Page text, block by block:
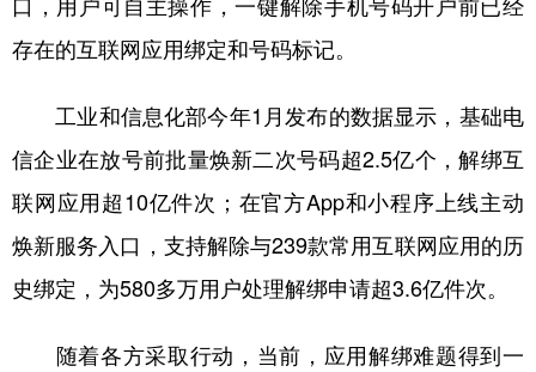
存在的互联网应用绑定和号码标记。
工业和信息化部今年1月发布的数据显示，基础电
信企业在放号前批量焕新二次号码超2.5亿个，解绑互
联网应用超10亿件次；在官方App和小程序上线主动
焕新服务入口，支持解除与239款常用互联网应用的历
史绑定，为580多万用户处理解绑申请超3.6亿件次。
随着各方采取行动，当前，应用解绑难题得到一